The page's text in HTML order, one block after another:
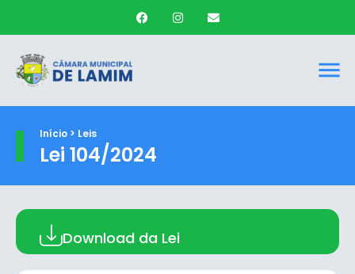
Início > Leis
Lei 104/2024
Download da Lei